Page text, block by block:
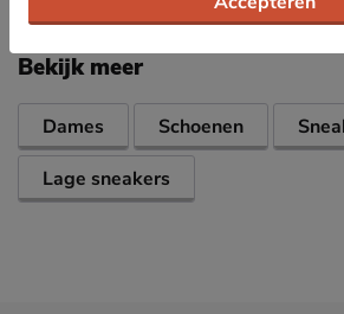
Over Skechers
Bekijk meer
Dames Schoenen
Lage sneakers